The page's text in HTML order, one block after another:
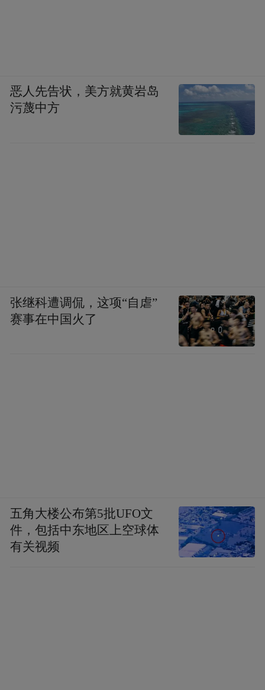
恶人先告状，美方就黄岩岛
污蔑中方
张继科遭调侃，这项“自虐”
赛事在中国火了
五角大楼公布第5批UFO文
件，包括中东地区上空球体
有关视频